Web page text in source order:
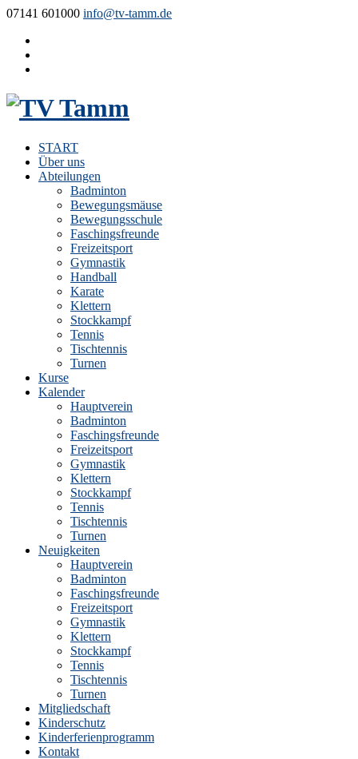
07141 601000 info@tv-tamm.de
START
Über uns
Abteilungen
Badminton
Bewegungsmäuse
Bewegungsschule
Faschingsfreunde
Freizeitsport
Gymnastik
Handball
Karate
Klettern
Stockkampf
Tennis
Tischtennis
Turnen
Kurse
Kalender
Hauptverein
Badminton
Faschingsfreunde
Freizeitsport
Gymnastik
Klettern
Stockkampf
Tennis
Tischtennis
Turnen
Neuigkeiten
Hauptverein
Badminton
Faschingsfreunde
Freizeitsport
Gymnastik
Klettern
Stockkampf
Tennis
Tischtennis
Turnen
Mitgliedschaft
Kinderschutz
Kinderferienprogramm
Kontakt